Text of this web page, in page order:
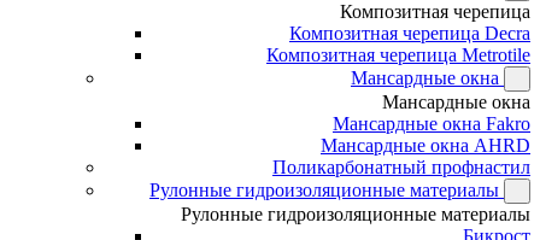
Композитная черепица
Композитная черепица Decra
Композитная черепица Metrotile
Мансардные окна
Мансардные окна
Мансардные окна Fakro
Мансардные окна AHRD
Поликарбонатный профнастил
Рулонные гидроизоляционные материалы
Рулонные гидроизоляционные материалы
Бикрост